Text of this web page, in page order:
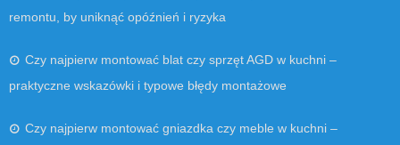
remontu, by uniknąć opóźnień i ryzyka
Czy najpierw montować blat czy sprzęt AGD w kuchni –
praktyczne wskazówki i typowe błędy montażowe
Czy najpierw montować gniazdka czy meble w kuchni –